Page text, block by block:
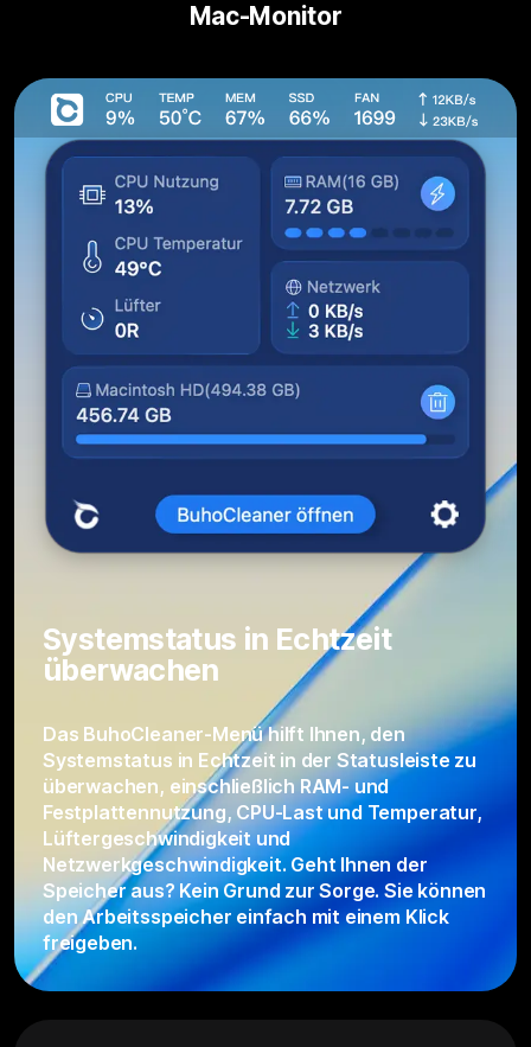
Mac-Monitor
Systemstatus in Echtzeit
überwachen
Das BuhoCleaner-Menü hilft Ihnen, den
Systemstatus in Echtzeit in der Statusleiste zu
überwachen, einschließlich RAM- und
Festplattennutzung, CPU-Last und Temperatur,
Lüftergeschwindigkeit und
Netzwerkgeschwindigkeit. Geht Ihnen der
Speicher aus? Kein Grund zur Sorge. Sie können
den Arbeitsspeicher einfach mit einem Klick
freigeben.